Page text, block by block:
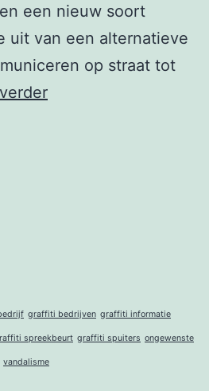
een nieuw soort
uit van een alternatieve
op straat tot
Wat
graffiti bedrijven graffiti informatie
spreekbeurt graffiti spuiters ongewenste
vandalisme